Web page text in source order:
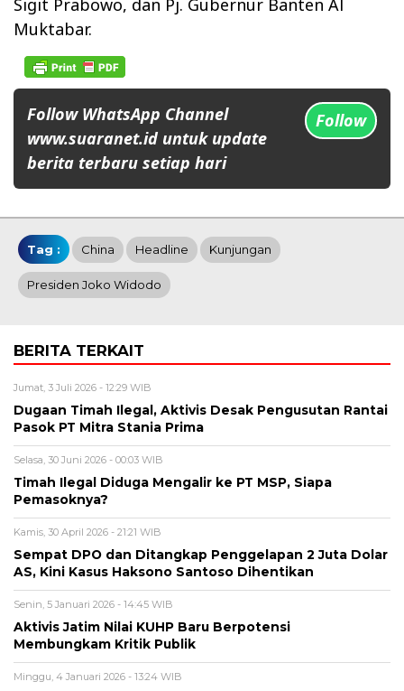
Sigit Prabowo, dan Pj. Gubernur Banten Al
Muktabar.
Follow WhatsApp Channel
www.suaranet.id untuk update
berita terbaru setiap hari
Follow
Tag : China Headline Kunjungan
Presiden Joko Widodo
BERITA TERKAIT
Jumat, 3 Juli 2026 - 12:29 WIB
Dugaan Timah Ilegal, Aktivis Desak Pengusutan Rantai
Pasok PT Mitra Stania Prima
Selasa, 30 Juni 2026 - 00:03 WIB
Timah Ilegal Diduga Mengalir ke PT MSP, Siapa
Pemasoknya?
Kamis, 30 April 2026 - 21:21 WIB
Sempat DPO dan Ditangkap Penggelapan 2 Juta Dolar
AS, Kini Kasus Haksono Santoso Dihentikan
Senin, 5 Januari 2026 - 14:45 WIB
Aktivis Jatim Nilai KUHP Baru Berpotensi
Membungkam Kritik Publik
Minggu, 4 Januari 2026 - 13:24 WIB